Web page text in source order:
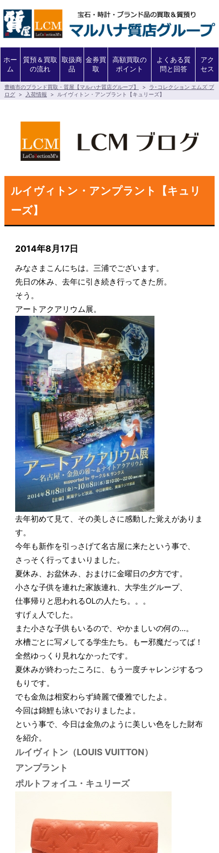
ホー
ム
質預＆買取
の流れ
取扱商
品
金券買
取
高額買取の
ポイント
よくある質
問と回答
アク
セス
豊橋市のブランド買取・質屋【マルハナ質店グループ】 >
ラ･コレクション エムズ ブ
ログ > 入荷情報 > ルイヴィトン・アンプラント【キュリーズ】
ルイヴィトン・アンプラント【キュリ
ーズ】
2014年8月17日
みなさまこんにちは。三浦でございます。
先日の休み、去年に引き続き行ってきた所。
そう。
アートアクアリウム展。
去年初めて見て、その美しさに感動した覚えがありま
す。
今年も新作を引っさげて名古屋に来たという事で、
さっそく行ってまいりました。
夏休み、お盆休み、おまけに金曜日の夕方です。
小さな子供を連れた家族連れ、大学生グループ、
仕事帰りと思われるOLの人たち。。。
すげぇ人でした。
また小さな子供もいるので、やかましいの何の…。
水槽ごとに写メしてる学生たち。もー邪魔だってば！
全然ゆっくり見れなかったです。
夏休みが終わったころに、もう一度チャレンジするつ
もりです。
でも金魚は相変わらず綺麗で優雅でしたよ。
今回は錦鯉も泳いでおりましたよ。
という事で、今日は金魚のように美しい色をした財布
を紹介。
ルイヴィトン（LOUIS VUITTON）
アンプラント
ポルトフォイユ・キュリーズ